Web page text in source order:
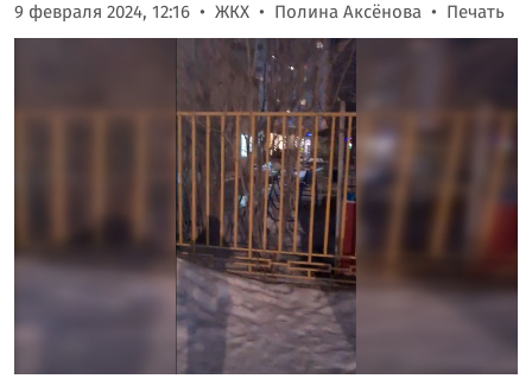
9 февраля 2024, 12:16 ЖКХ Полина Аксёнова Печать